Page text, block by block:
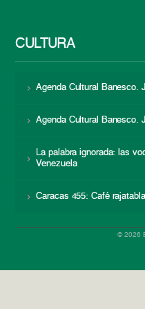
CULTURA
Agenda Cultural Banesco.
Agenda Cultural Banesco.
La palabra ignorada: las
Venezuela
Caracas 455: Café
© 2026